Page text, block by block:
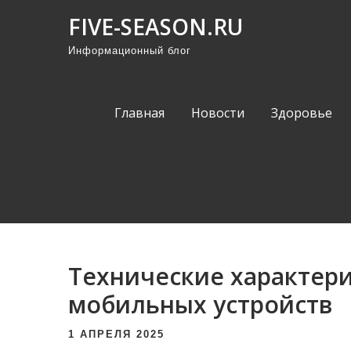
FIVE-SEASON.RU
Информационный блог
Главная Новости Здоровье
Технические
мобильных устройств
1 АПРЕЛЯ 2025